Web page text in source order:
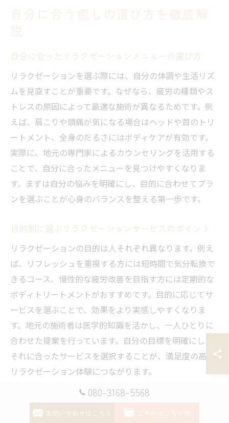
自分に合う癒しの選び方を徹底解
説
自分に合ったリラクゼーションメニューの選び方
リラクゼーションを選ぶ際には、自分の体調や生活リズ
ムを見直すことが重要です。なぜなら、疲労の種類やス
トレスの原因によって最適な施術が異なるためです。例
えば、肩こりや頭痛が気になる場合はヘッドや首のトリ
ートメント、全身のだるさにはボディケアが有効です。
実際に、地元の専門家によるカウンセリングを活用する
ことで、自分に合ったメニューを見つけやすくなりま
す。まずは自分の悩みを明確にし、目的に合わせてプラ
ンを選ぶことが心身のバランスを整える第一歩です。
目的別に選ぶリラクゼーションサービスのポイント
リラクゼーションの目的は人それぞれ異なります。例え
ば、リフレッシュを重視する方には短時間で気分転換で
きるコース、慢性的な疲労改善を目指す方には定期的な
ボディトリートメントがおすすめです。目的に応じてサ
ービスを選ぶことで、効果をより実感しやすくなりま
す。地元の施術者は医学的知識を活かし、一人ひとりに
合わせた提案を行っています。自分の目標を明確にし、
それに合ったサービスを選択することが、満足度の高い
リラクゼーション体験につながります。
リラクゼーション効果を最大限に引き出すコツ
080-3168-5568
お問い合わせはこちら ご予約はこちら